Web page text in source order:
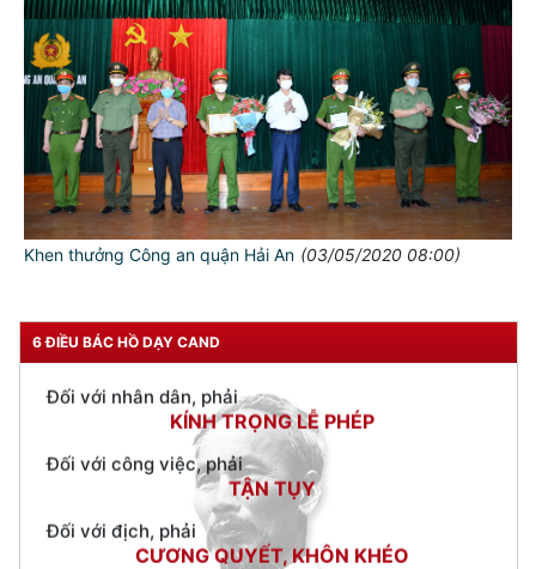
Khen thưởng Công an quận Hải An (03/05/2020 08:00)
6 ĐIỀU BÁC HỒ DẠY CAND
TƯ CÁCH
NGƯỜI CÔNG AN CÁCH MỆNH LÀ:
Đối với tự mình, phải
CẦN, KIỆM, LIÊM, CHÍNH
Đối với đồng sự, phải
THÂN ÁI GIÚP ĐỠ
Đối với chính phủ, phải
TUYỆT ĐỐI TRUNG THÀNH
KÍNH TRỌNG LỄ PHÉP
TẬN TỤY
Đối với địch, phải
CƯƠNG QUYẾT, KHÔN KHÉO
Trích thư Chủ tịch Hồ Chí Minh
gửi Công an Khu XII,
ngày 11 tháng 3 năm 1948.